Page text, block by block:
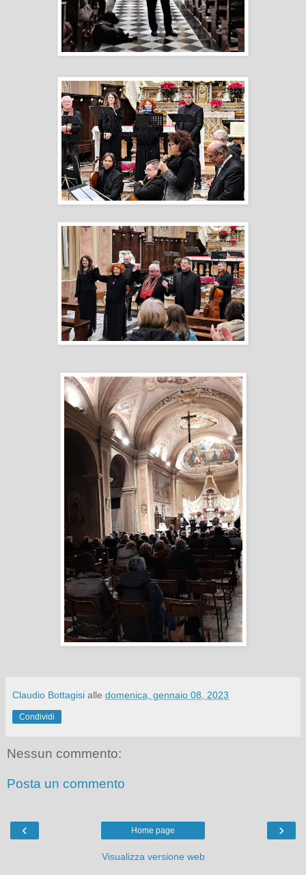
Claudio Bottagisi alle domenica, gennaio 08, 2023
Condividi
Nessun commento:
Posta un commento
‹ ›
Home page
Visualizza versione web